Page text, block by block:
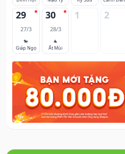
29
27/3
🐎
Giáp Ngọ
30
28/3
🐐
Ất Mùi
1 2